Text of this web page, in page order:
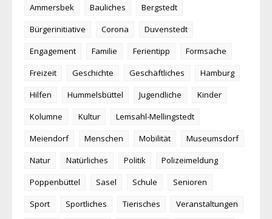
Ammersbek
Bauliches
Bergstedt
Bürgerinitiative
Corona
Duvenstedt
Engagement
Familie Ferientipp
Formsache
Freizeit
Geschichte Geschäftliches
Hamburg
Hilfen
Hummelsbüttel Jugendliche
Kinder
Kolumne
Kultur
Lemsahl-Mellingstedt
Meiendorf
Menschen Mobilität
Museumsdorf
Natur
Natürliches Politik
Polizeimeldung
Poppenbüttel
Sasel Schule
Senioren
Sport
Sportliches Tierisches
Veranstaltungen